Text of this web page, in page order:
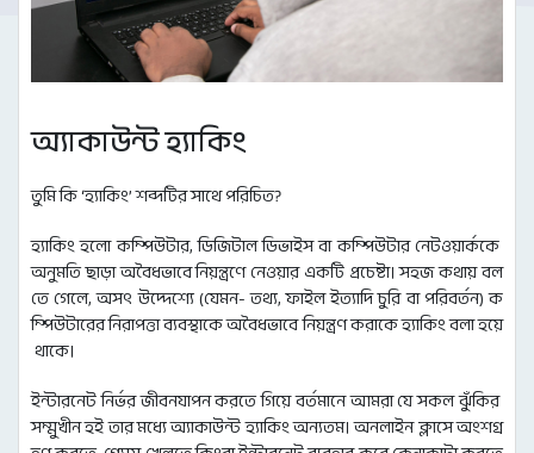
অ্যাকাউন্ট হ্যাকিং
তুমি কি ‘হ্যাকিং’ শব্দটির সাথে পরিচিত?
হ্যাকিং হলো কম্পিউটার, ডিজিটাল ডিভাইস বা কম্পিউটার নেটওয়ার্ককে
অনুমতি ছাড়া অবৈধভাবে নিয়ন্ত্রণে নেওয়ার একটি প্রচেষ্টা। সহজ কথায় বল
তে গেলে, অসৎ উদ্দেশ্যে (যেমন- তথ্য, ফাইল ইত্যাদি চুরি বা পরিবর্তন) ক
ম্পিউটারের নিরাপত্তা ব্যবস্থাকে অবৈধভাবে নিয়ন্ত্রণ করাকে হ্যাকিং বলা হয়ে
থাকে।
ইন্টারনেট নির্ভর জীবনযাপন করতে গিয়ে বর্তমানে আমরা যে সকল ঝুঁকির
সম্মুখীন হই তার মধ্যে অ্যাকাউন্ট হ্যাকিং অন্যতম। অনলাইন ক্লাসে অংশগ্র